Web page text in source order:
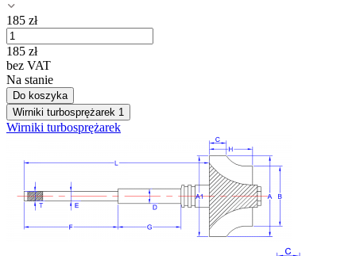
185 zł
185 zł
bez VAT
Na stanie
Do koszyka
Wirniki turbosprężarek 1
Wirniki turbosprężarek